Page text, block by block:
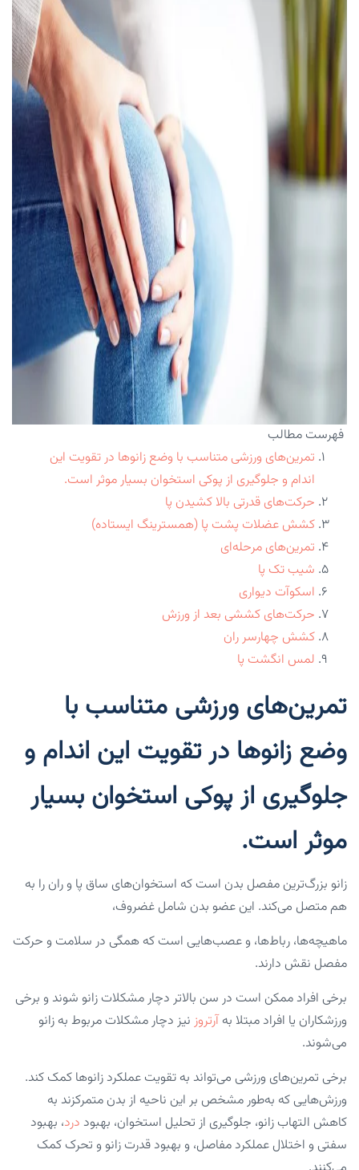
فهرست مطالب
تمرین‌های ورزشی متناسب با وضع زانوها در تقویت این
اندام و جلوگیری از پوکی استخوان بسیار موثر است.
حرکت‌های قدرتی بالا کشیدن پا
کشش عضلات پشت پا (همسترینگ ایستاده)
تمرین‌های مرحله‌ای
شیب تک پا
اسکوآت دیواری
حرکت‌های کششی بعد از ورزش
کشش چهارسر ران
لمس انگشت پا
تمرین‌های ورزشی متناسب با
وضع زانوها در تقویت این اندام و
جلوگیری از پوکی استخوان بسیار
موثر است.
زانو بزرگ‌ترین مفصل بدن است که استخوان‌های ساق پا و ران را به
هم متصل می‌کند. این عضو بدن شامل غضروف،
ماهیچه‌ها، رباط‌ها، و عصب‌هایی است که همگی در سلامت و حرکت
مفصل نقش دارند.
برخی افراد ممکن است در سن بالاتر دچار مشکلات زانو شوند و برخی
ورزشکاران یا افراد مبتلا بهآرتروز نیز دچار مشکلات مربوط به زانو
می‌شوند.
برخی تمرین‌های ورزشی می‌تواند به تقویت عملکرد زانوها کمک کند.
ورزش‌هایی که به‌طور مشخص بر این ناحیه از بدن متمرکزند به
کاهش التهاب زانو، جلوگیری از تحلیل استخوان، بهبود درد، بهبود
سفتی و اختلال عملکرد مفاصل، و بهبود قدرت زانو و تحرک کمک